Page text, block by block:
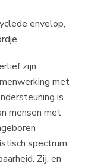
envelop,
zijn
met
is
mensen met
spectrum
Zij, en